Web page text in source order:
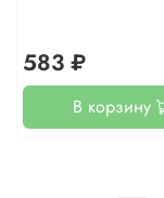
583 ₽
В корзину